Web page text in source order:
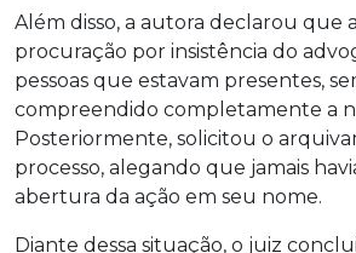
Além disso, a autora declarou que
procuração por insistência do
pessoas que estavam presentes,
compreendido completamente a
Posteriormente, solicitou o
processo, alegando que jamais
abertura da ação em seu nome.
Diante dessa situação, o juiz